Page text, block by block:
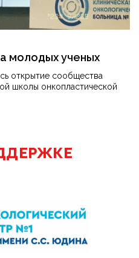
молодых ученых
открытие сообщества
школы онкопластической